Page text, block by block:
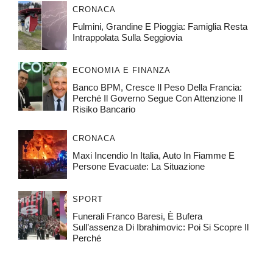
CRONACA
Fulmini, Grandine E Pioggia: Famiglia Resta
Intrappolata Sulla Seggiovia
ECONOMIA E FINANZA
Banco BPM, Cresce Il Peso Della Francia:
Perché Il Governo Segue Con Attenzione Il
Risiko Bancario
CRONACA
Maxi Incendio In Italia, Auto In Fiamme E
Persone Evacuate: La Situazione
SPORT
Funerali Franco Baresi, È Bufera
Sull’assenza Di Ibrahimovic: Poi Si Scopre Il
Perché